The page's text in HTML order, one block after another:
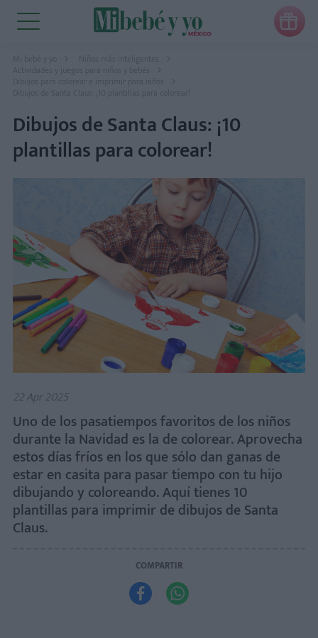

Mi bebé y yo
Niños más inteligentes
Actividades y juegos para niños y bebés
Dibujos para colorear e imprimir para niños
Dibujos de Santa Claus: ¡10 plantillas para colorear!
Dibujos de Santa Claus: ¡10
plantillas para colorear!
22 Apr 2025
Uno de los pasatiempos favoritos de los niños
durante la Navidad es la de colorear. Aprovecha
estos días fríos en los que sólo dan ganas de
estar en casita para pasar tiempo con tu hijo
dibujando y coloreando. Aquí tienes 10
plantillas para imprimir de dibujos de Santa
Claus.
COMPARTIR
 